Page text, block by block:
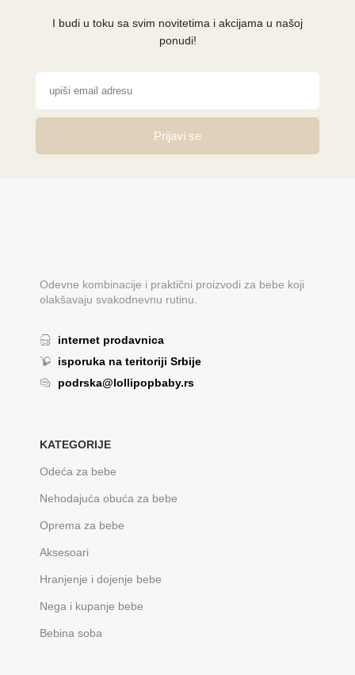
I budi u toku sa svim novitetima i akcijama u našoj
ponudi!
Prijavi se
Odevne kombinacije i praktični proizvodi za bebe koji
olakšavaju svakodnevnu rutinu.
internet prodavnica
isporuka na teritoriji Srbije
podrska@lollipopbaby.rs
KATEGORIJE
Odeća za bebe
Nehodajuća obuća za bebe
Oprema za bebe
Aksesoari
Hranjenje i dojenje bebe
Nega i kupanje bebe
Bebina soba